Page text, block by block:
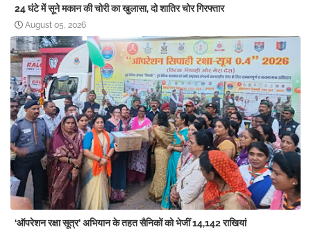
24 घंटे में सूने मकान की चोरी का खुलासा, दो शातिर चोर गिरफ्तार
August 05, 2026
‘ऑपरेशन रक्षा सूत्र’ अभियान के तहत सैनिकों को भेजीं 14,142 राखियां